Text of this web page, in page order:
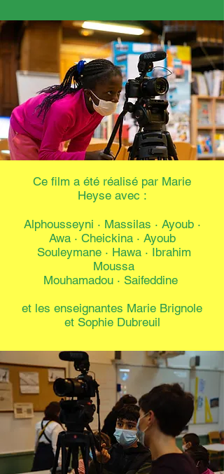
Ce film a été réalisé par Marie
Heyse avec :
Alphousseyni · Massilas · Ayoub ·
Awa · Cheickina · Ayoub
Souleymane · Hawa · Ibrahim
Moussa
Mouhamadou · Saifeddine
et les enseignantes Marie Brignole
et Sophie Dubreuil